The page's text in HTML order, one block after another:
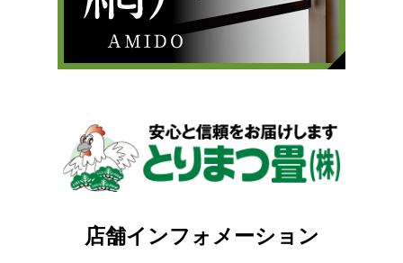
店舗インフォメーション